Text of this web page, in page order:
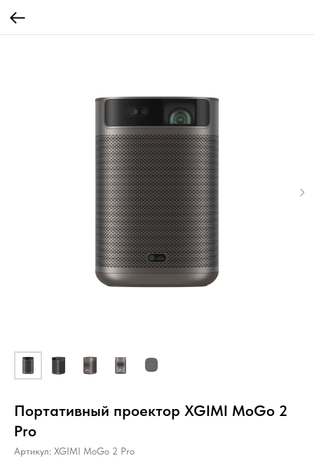
Портативный проектор XGIMI MoGo 2
Pro
Артикул: XGIMI MoGo 2 Pro